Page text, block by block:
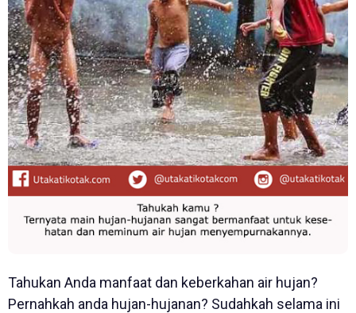
Tahukan Anda manfaat dan keberkahan air hujan?
Pernahkah anda hujan-hujanan? Sudahkah selama ini